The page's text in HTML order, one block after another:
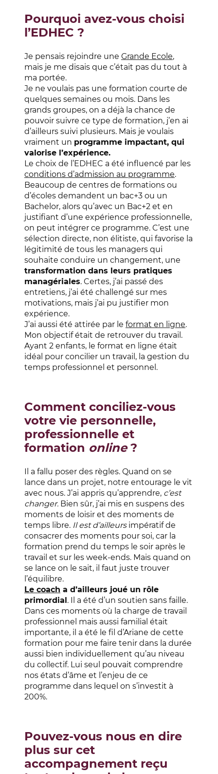
Pourquoi avez-vous choisi
l’EDHEC ?
Je pensais rejoindre une Grande Ecole,
mais je me disais que c’était pas du tout à
ma portée.
Je ne voulais pas une formation courte de
quelques semaines ou mois. Dans les
grands groupes, on a déjà la chance de
pouvoir suivre ce type de formation, j’en ai
d’ailleurs suivi plusieurs. Mais je voulais
vraiment un programme impactant, qui
valorise l’expérience.
Le choix de l’EDHEC a été influencé par les
conditions d’admission au programme.
Beaucoup de centres de formations ou
d’écoles demandent un bac+3 ou un
Bachelor, alors qu’avec un Bac+2 et en
justifiant d’une expérience professionnelle,
on peut intégrer ce programme. C’est une
sélection directe, non élitiste, qui favorise la
légitimité de tous les managers qui
souhaite conduire un changement, une
transformation dans leurs pratiques
managériales. Certes, j’ai passé des
entretiens, j’ai été challengé sur mes
motivations, mais j’ai pu justifier mon
expérience.
J’ai aussi été attirée par le format en ligne.
Mon objectif était de retrouver du travail.
Ayant 2 enfants, le format en ligne était
idéal pour concilier un travail, la gestion du
temps professionnel et personnel.
Comment conciliez-vous
votre vie personnelle,
professionnelle et
formation online?
Il a fallu poser des règles. Quand on se
lance dans un projet, notre entourage le vit
avec nous. J’ai appris qu’apprendre, c’est
changer. Bien sûr, j’ai mis en suspens des
moments de loisir et des moments de
temps libre. Il est d’ailleursimpératif de
consacrer des moments pour soi, car la
formation prend du temps le soir après le
travail et sur les week-ends. Mais quand on
se lance on le sait, il faut juste trouver
l’équilibre.
Le coach a d’ailleurs joué un rôle
primordial. Il a été d’un soutien sans faille.
Dans ces moments où la charge de travail
professionnel mais aussi familial était
importante, il a été le fil d’Ariane de cette
formation pour me faire tenir dans la durée
aussi bien individuellement qu’au niveau
du collectif. Lui seul pouvait comprendre
nos états d’âme et l’enjeu de ce
programme dans lequel on s’investit à
200%.
Pouvez-vous nous en dire
plus sur cet
accompagnement reçu